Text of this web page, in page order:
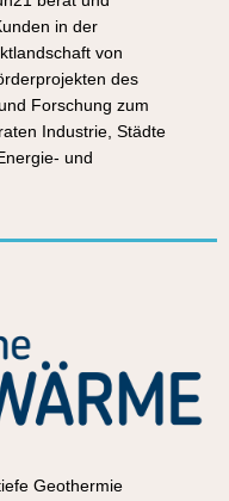
in der
von
des
Forschung zum
Industrie, Städte
und
Geothermie